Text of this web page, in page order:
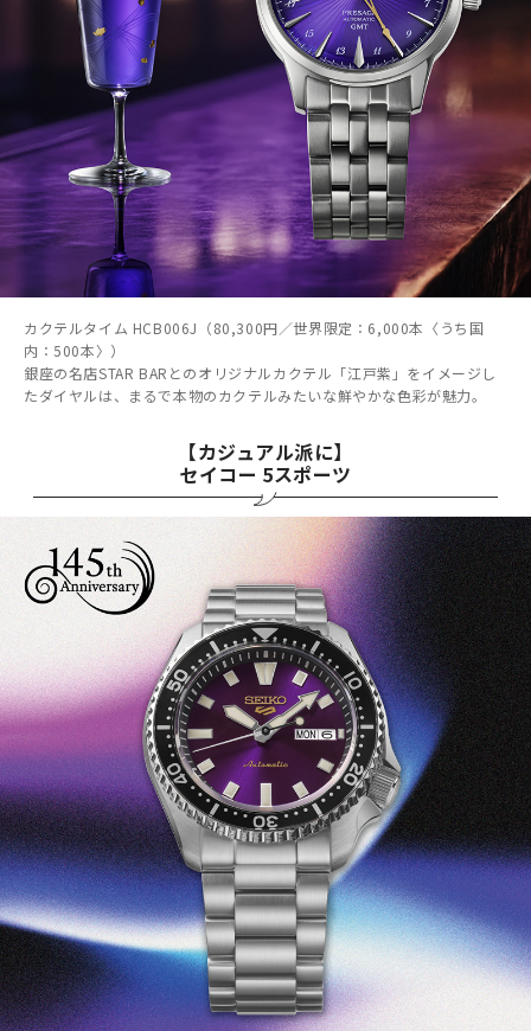
カクテルタイム HCB006J（80,300円／世界限定：6,000本〈うち国
内：500本〉）
銀座の名店STAR BARとのオリジナルカクテル「江戸紫」をイメージし
たダイヤルは、まるで本物のカクテルみたいな鮮やかな色彩が魅力。
【カジュアル派に】
セイコー 5スポーツ